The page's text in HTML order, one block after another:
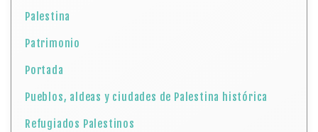
Palestina
Patrimonio
Portada
Pueblos, aldeas y ciudades de Palestina histórica
Refugiados Palestinos